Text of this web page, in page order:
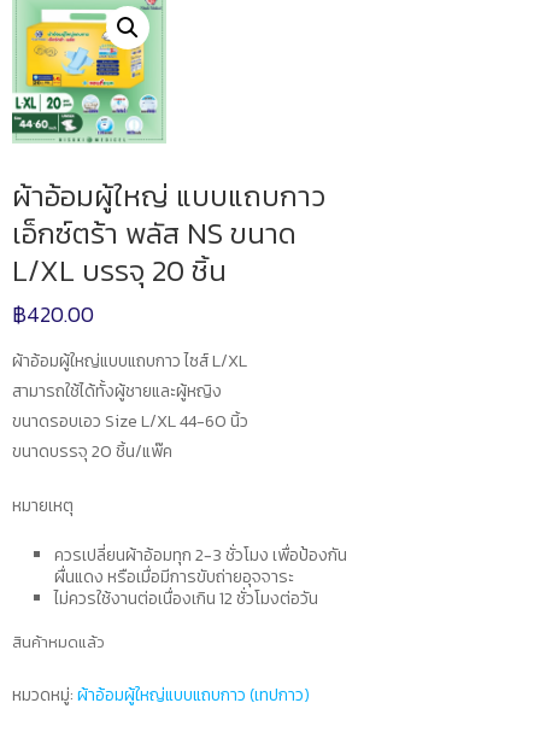
ผ้าอ้อมผู้ใหญ่ แบบแถบกาว
เอ็กซ์ตร้า พลัส NS ขนาด
L/XL บรรจุ 20 ชิ้น
฿420.00
ผ้าอ้อมผู้ใหญ่แบบแถบกาว ไซส์ L/XL
สามารถใช้ได้ทั้งผู้ชายและผู้หญิง
ขนาดรอบเอว Size L/XL 44-60 นิ้ว
ขนาดบรรจุ 20 ชิ้น/แพ๊ค
หมายเหตุ
ควรเปลี่ยนผ้าอ้อมทุก 2-3 ชั่วโมง เพื่อป้องกัน
ผื่นแดง หรือเมื่อมีการขับถ่ายอุจจาระ
ไม่ควรใช้งานต่อเนื่องเกิน 12 ชั่วโมงต่อวัน
สินค้าหมดแล้ว
หมวดหมู่:ผ้าอ้อมผู้ใหญ่แบบแถบกาว (เทปกาว)